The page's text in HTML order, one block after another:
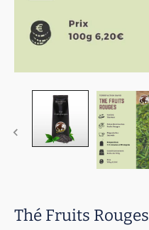
Thé Fruits Rouges